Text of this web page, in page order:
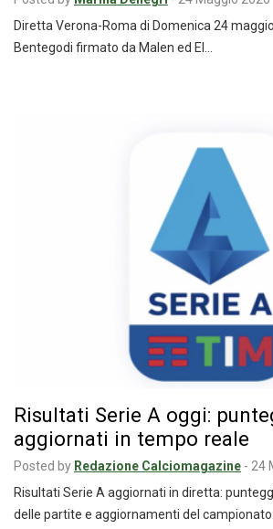
Diretta Verona-Roma di Domenica 24
Bentegodi firmato da Malen ed El…
Risultati Serie A oggi:
aggiornati in tempo reale
Posted by Redazione Calciomagazine - 24
Risultati Serie A aggiornati in diretta:
delle partite e aggiornamenti del campionato…